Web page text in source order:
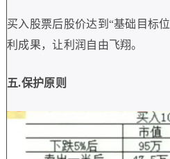
买入股票后股价达到 “基础目标位
利成果，让利润自由飞翔。
五.保护原则